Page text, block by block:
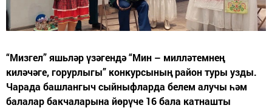
“Мизгел” яшьләр үзәгендә “Мин – милләтемнең
киләчәге, горурлыгы” конкурсының район туры узды.
Чарада башлангыч сыйныфларда белем алучы һәм
балалар бакчаларына йөрүче 16 бала катнашты